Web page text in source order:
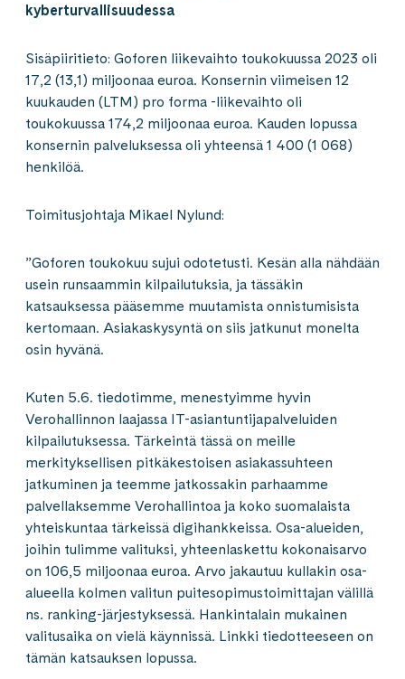
kyberturvallisuudessa
Sisäpiiritieto: Goforen liikevaihto toukokuussa 2023 oli
17,2 (13,1) miljoonaa euroa. Konsernin viimeisen 12
kuukauden (LTM) pro forma -liikevaihto oli
toukokuussa 174,2 miljoonaa euroa. Kauden lopussa
konsernin palveluksessa oli yhteensä 1 400 (1 068)
henkilöä.
Toimitusjohtaja Mikael Nylund:
”Goforen toukokuu sujui odotetusti. Kesän alla nähdään
usein runsaammin kilpailutuksia, ja tässäkin
katsauksessa pääsemme muutamista onnistumisista
kertomaan. Asiakaskysyntä on siis jatkunut monelta
osin hyvänä.
Kuten 5.6. tiedotimme, menestyimme hyvin
Verohallinnon laajassa IT-asiantuntijapalveluiden
kilpailutuksessa. Tärkeintä tässä on meille
merkityksellisen pitkäkestoisen asiakassuhteen
jatkuminen ja teemme jatkossakin parhaamme
palvellaksemme Verohallintoa ja koko suomalaista
yhteiskuntaa tärkeissä digihankkeissa. Osa-alueiden,
joihin tulimme valituksi, yhteenlaskettu kokonaisarvo
on 106,5 miljoonaa euroa. Arvo jakautuu kullakin osa-
alueella kolmen valitun puitesopimustoimittajan välillä
ns. ranking-järjestyksessä. Hankintalain mukainen
valitusaika on vielä käynnissä. Linkki tiedotteeseen on
tämän katsauksen lopussa.